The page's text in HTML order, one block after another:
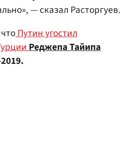
— сказал Расторгуев.
Путин угостил
Реджепа Тайипа